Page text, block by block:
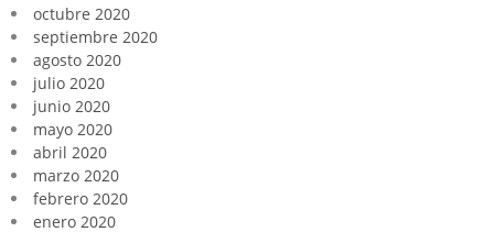
octubre 2020
septiembre 2020
agosto 2020
julio 2020
junio 2020
mayo 2020
abril 2020
marzo 2020
febrero 2020
enero 2020